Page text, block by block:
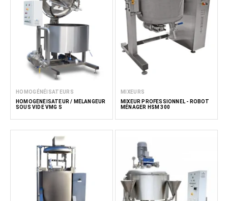
HOMOGÉNÉISATEURS
HOMOGÉNÉISATEUR / MÉLANGEUR
SOUS VIDE VMG S
MIXEURS
MIXEUR PROFESSIONNEL - ROBOT
MÉNAGER HSM 300